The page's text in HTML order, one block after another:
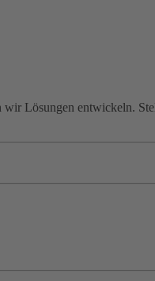
Lösungen entwickeln.